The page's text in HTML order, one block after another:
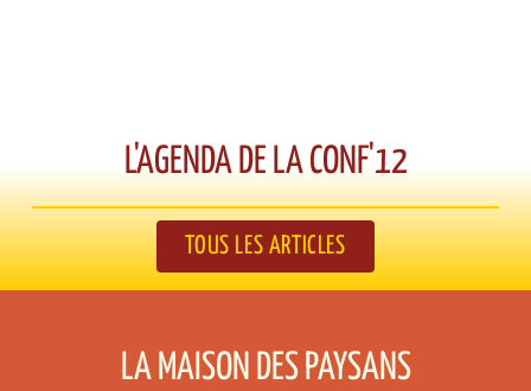
L'AGENDA DE LA CONF'12​
TOUS LES ARTICLES
LA MAISON DES PAYSANS​